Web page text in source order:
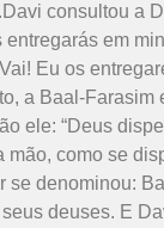
consultou a
em
Eu os
a Baal-Farasim
ele: “Deus
mão, como se
se denominou:
deuses. E